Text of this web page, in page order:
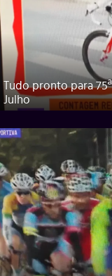
Tudo pronto para
Julho